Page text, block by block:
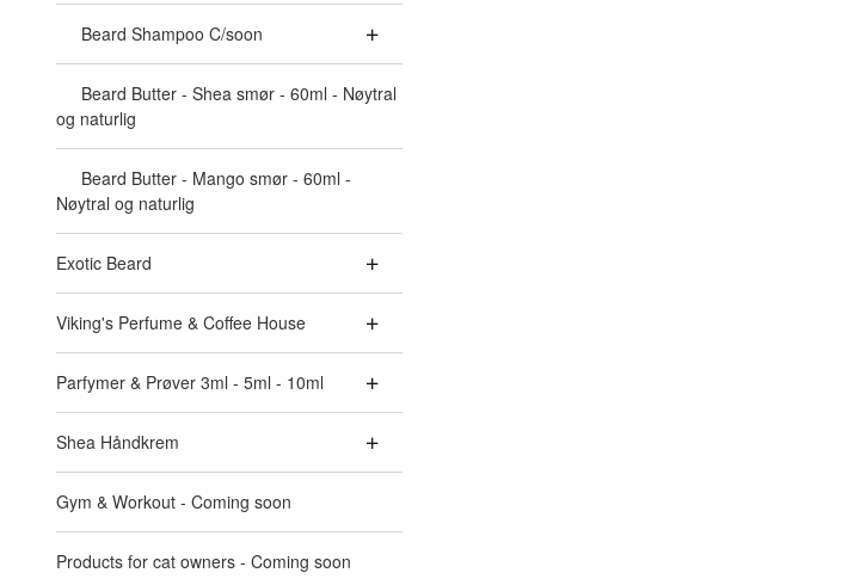
Beard Shampoo C/soon
Beard Butter - Shea smør - 60ml - Nøytral
og naturlig
Beard Butter - Mango smør - 60ml -
Nøytral og naturlig
Exotic Beard
Viking's Perfume & Coffee House
Parfymer & Prøver 3ml - 5ml - 10ml
Shea Håndkrem
Gym & Workout - Coming soon
Products for cat owners - Coming soon